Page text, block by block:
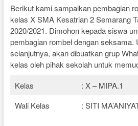
Berikut kami sampaikan pembagian
kelas X SMA Kesatrian 2 Semarang
2020/2021. Dimohon kepada siswa
pembagian rombel dengan seksama.
selanjutnya, akan dibuatkan grup
kelas oleh pihak sekolah untuk
Kelas
: X – MIPA.1
Wali Kelas
: SITI